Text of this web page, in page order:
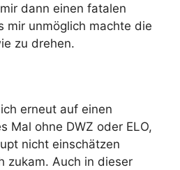
dann einen fatalen
mir unmöglich machte die
zu drehen.
erneut auf einen
Mal ohne DWZ oder ELO,
nicht einschätzen
zukam. Auch in dieser